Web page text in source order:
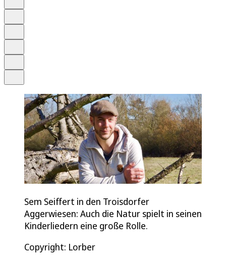
Sem Seiffert in den Troisdorfer
Aggerwiesen: Auch die Natur spielt in seinen
Kinderliedern eine große Rolle.
Copyright: Lorber